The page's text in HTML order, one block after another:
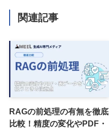
関連記事
RAGの前処理の有無を徹底
比較！精度の変化やPDF・